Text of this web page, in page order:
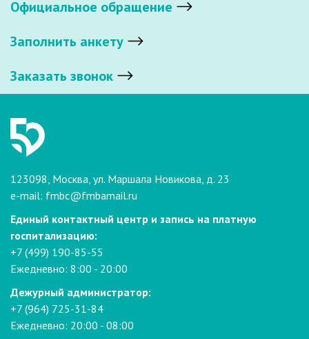
Официальное обращение
Заполнить анкету
Заказать звонок
123098, Москва, ул. Маршала Новикова, д. 23
e-mail: fmbc@fmbamail.ru
Единый контактный центр и запись на платную
госпитализацию:
+7 (499) 190-85-55
Ежедневно: 8:00 - 20:00
Дежурный администратор:
+7 (964) 725-31-84
Ежедневно: 20:00 - 08:00